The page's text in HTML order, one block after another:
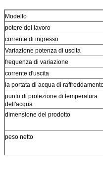
Modello
potere del lavoro
corrente di ingresso
Variazione potenza di uscita
frequenza di variazione
corrente d'uscita
la portata di acqua di
punto di protezione di temperatura
dell'acqua
dimensione del prodotto
peso netto